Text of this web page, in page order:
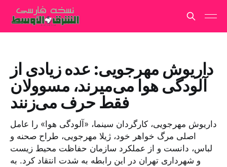
داریوش مهرجویی: عده زیادی از
آلودگی هوا می‌میرند، مسوولان
فقط حرف می‌زنند
داریوش مهرجویی، کارگردان سینما، «آلودگی هوا» را عامل
اصلی مرگ خواهر خود، ژیلا مهرجویی، طراح صحنه و
لباس، دانست و از عملکرد سازمان حفاظت محیط زیست
و شهرداری تهران در این رابطه به شدت انتقاد کرد. به